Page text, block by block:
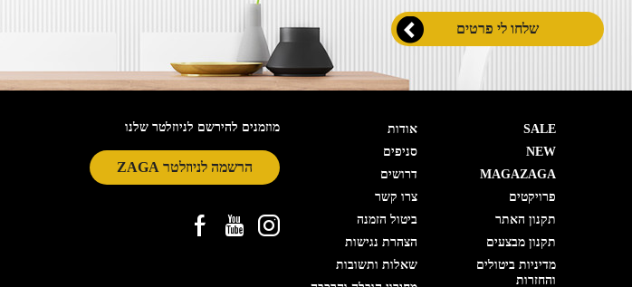
SALE
NEW
MAGAZAGA
פרויקטים
תקנון האתר
תקנון מבצעים
מדיניות ביטולים
והחזרות
אודות
סניפים
דרושים
צרו קשר
ביטול הזמנה
הצהרת נגישות
שאלות ותשובות
מוזמנים להירשם לניוזלטר שלנו
הרשמה לניוזלטר ZAGA